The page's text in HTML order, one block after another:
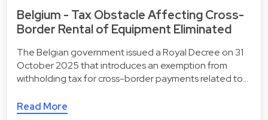
Belgium - Tax Obstacle Affecting Cross-
Border Rental of Equipment Eliminated
The Belgian government issued a Royal Decree on 31
October 2025 that introduces an exemption from
withholding tax for cross-border payments related to…
Read More